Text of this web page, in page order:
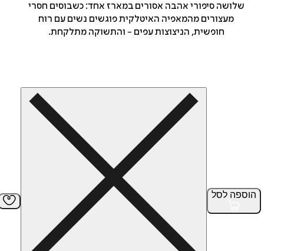
שלושה סיפורי אהבה אסורים במארז אחד: כשבוסים חסרי
מעצורים מהמאפיה האיטלקית פוגשים נשים עם רוח
חופשית, הניצוצות עפים - והתשוקה מתלקחת.
הוספה לסל